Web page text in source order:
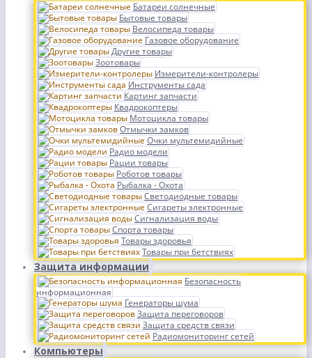
Батареи солнечные
Бытовые товары
Велосипеда товары
Газовое оборудование
Другие товары
Зоотовары
Измерители-контролеры
Инструменты сада
Картинг запчасти
Квадрокоптеры
Мотоцикла товары
Отмычки замков
Очки мультемидийные
Радио модели
Рации товары
Роботов товары
Рыбалка - Охота
Светодиодные товары
Сигареты электронные
Сигнализация воды
Спорта товары
Товары здоровья
Товары при бетствиях
Защита информации
Безопасность
информационная
Генераторы шума
Защита переговоров
Защита средств связи
Радиомониторинг сетей
Компьютеры